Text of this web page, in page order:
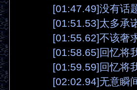
[01:47.49]没有话
[01:51.53]太多承
[01:55.62]不该奢
[01:58.65]回忆将
[01:59.59]回忆将
[02:02.94]无意瞬